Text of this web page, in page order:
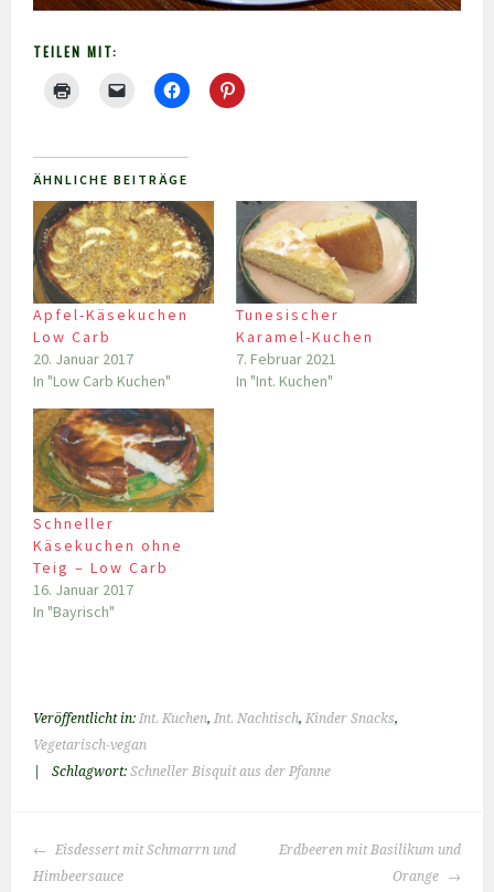
TEILEN MIT:
ÄHNLICHE BEITRÄGE
Apfel-Käsekuchen
Low Carb
20. Januar 2017
In "Low Carb Kuchen"
Tunesischer
Karamel-Kuchen
7. Februar 2021
In "Int. Kuchen"
Schneller
Käsekuchen ohne
Teig – Low Carb
16. Januar 2017
In "Bayrisch"
Veröffentlicht in: Int. Kuchen, Int. Nachtisch, Kinder Snacks,
Vegetarisch-vegan
Schlagwort:Schneller Bisquit aus der Pfanne
BEITRAGS-
NAVIGATION
Eisdessert mit Schmarrn und
Himbeersauce
Erdbeeren mit Basilikum und
Orange